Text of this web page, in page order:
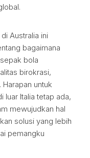
Australia ini
bagaimana
bola
birokrasi,
untuk
luar Italia tetap ada,
mewujudkan hal
solusi yang lebih
pemangku